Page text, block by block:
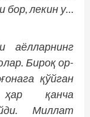
бор, лекин у…
аёлларнинг
Бироқ ор-
қўйган
ҳар қанча
Миллат